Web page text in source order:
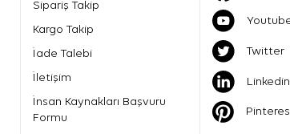
Sipariş Takip
Kargo Takip
İade Talebi
İletişim
İnsan Kaynakları Başvuru
Formu
Twitter
Linkedin